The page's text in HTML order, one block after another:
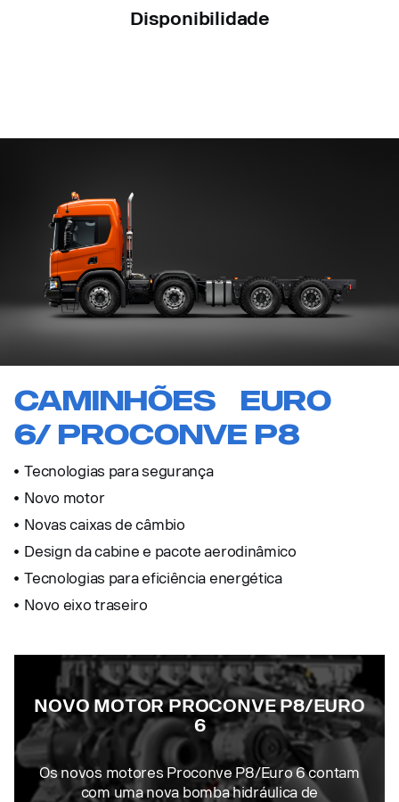
Disponibilidade
Caminhões euro
6/ proconve p8
Tecnologias para segurança
Novo motor
Novas caixas de câmbio
Design da cabine e pacote aerodinâmico
Tecnologias para eficiência energética
Novo eixo traseiro
NOVO MOTOR PROCONVE P8/EURO
6
Os novos motores Proconve P8/Euro 6 contam
com uma nova bomba hidráulica de